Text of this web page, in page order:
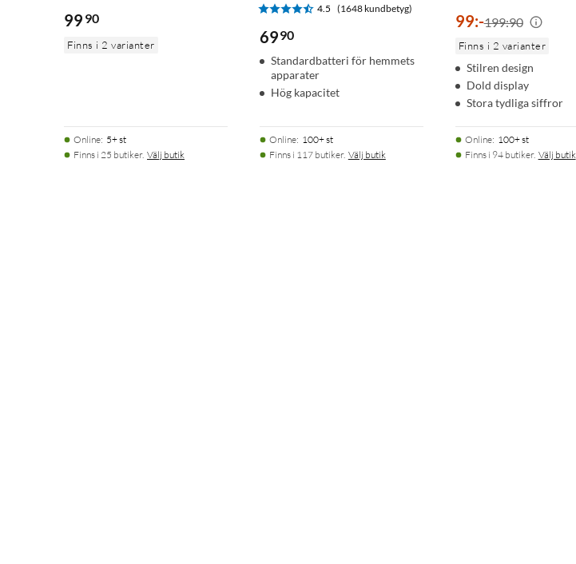
99 90
Finns i 2 varianter
Online: 5+ st
Finns i 25 butiker. Välj butik
4.5 (1648 kundbetyg)
6990
Standardbatteri för hemmets
apparater
Hög kapacitet
Online: 100+ st
Finns i 117 butiker. Välj butik
99:-199:90
Finns i 2 varianter
Stilren design
Dold display
Stora tydliga siffror
Online: 100+ st
Finns i 94 butiker. Välj butik